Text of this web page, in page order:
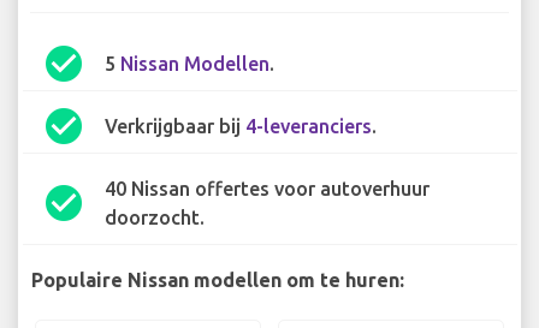
check_circle 5 Nissan Modellen.
check_circle Verkrijgbaar bij 4-leveranciers.
check_circle
40 Nissan offertes voor autoverhuur
doorzocht.
Populaire Nissan modellen om te huren: